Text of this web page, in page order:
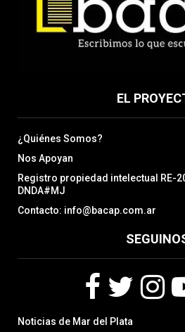
EL
¿Quiénes Somos?
Nos Apoyan
Registro propiedad intelectual RE-
DNDA#MJ
Contacto: info@bacap.com.ar
a
w
Noticias de Mar del Plata